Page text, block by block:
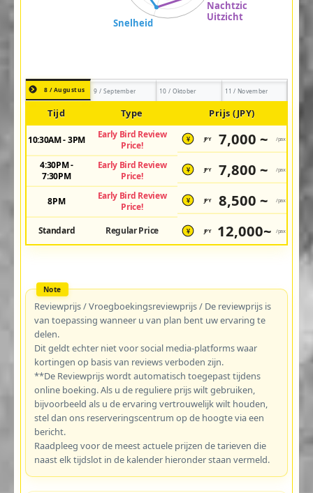
8 / Augustus 9 / September 10 / Oktober 11 / November
Tijd Type Prijs (JPY)
10:30AM - 3PM
Early Bird Review
Price!
¥ JPY 7,000 ~ /pax
4:30PM -
7:30PM
Early Bird Review
Price!
¥ JPY 7,800 ~ /pax
8PM
Early Bird Review
Price!
¥ JPY 8,500 ~ /pax
Standard Regular Price ¥ JPY 12,000~ /pax
Reviewprijs / Vroegboekingsreviewprijs / De reviewprijs is
van toepassing wanneer u van plan bent uw ervaring te
delen.
Dit geldt echter niet voor social media-platforms waar
kortingen op basis van reviews verboden zijn.
**De Reviewprijs wordt automatisch toegepast tijdens
online boeking. Als u de reguliere prijs wilt gebruiken,
bijvoorbeeld als u de ervaring vertrouwelijk wilt houden,
stel dan ons reserveringscentrum op de hoogte via een
bericht.
Raadpleeg voor de meest actuele prijzen de tarieven die
naast elk tijdslot in de kalender hieronder staan vermeld.